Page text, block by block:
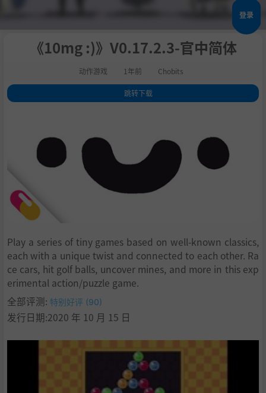
登录
《10mg :)》V0.17.2.3-官中简体
动作游戏 1年前 Chobits
跳转下载
系统需求
Play a series of tiny games based on well-known classics,
each with a unique twist and connected to each other. Ra
ce cars, hit golf balls, uncover mines, and more in this exp
erimental action/puzzle game.
全部评测: 特别好评 (90)
发行日期:2020 年 10 月 15 日